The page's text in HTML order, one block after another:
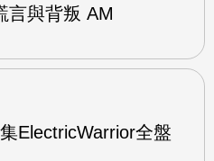
言與背叛 AM
ElectricWarrior全盤